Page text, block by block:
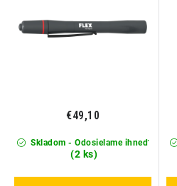
Skladom - Odosielame ihneď
(2 ks)
€49,10